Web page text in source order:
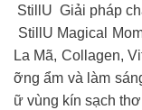
StillU Giải pháp
StillU Magical
La Mã, Collagen,
ỡng ẩm và làm
ữ vùng kín sạch